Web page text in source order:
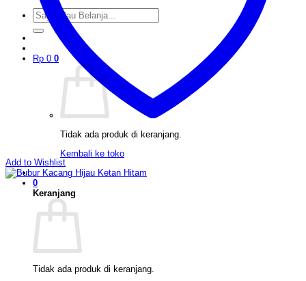
Pencarian
untuk:
Rp 0 0
Tidak ada produk di keranjang.
Kembali ke toko
0
Keranjang
Tidak ada produk di keranjang.
Add to Wishlist